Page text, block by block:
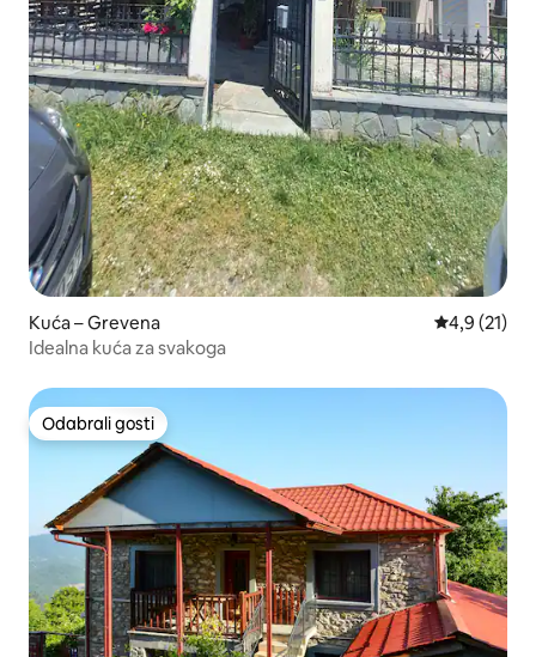
Kuća – Grevena Prosječna
4,9 (21)
Idealna kuća za svakoga
Odabrali gosti
Odabrali gosti